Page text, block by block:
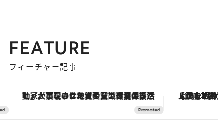
FEATURE
フィーチャー記事
「大事なのは地域の意識を変えること」。ロレックス賞受賞の自然保護活動家が実現させたナイジェリアの自然環境の復活 【銀座で出合う最旬美容】美髪ケアや上質